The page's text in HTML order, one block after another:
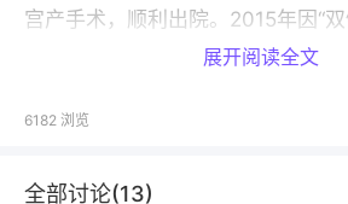
宫产手术，顺利出院。2015年因“
青岛大学附属医院剖腹探查、双侧
2020年6月因“子宫内膜异位症”在
子宫及附件切除术治愈出院后8个月
展开阅读全文
6182 浏览
全部讨论(13)